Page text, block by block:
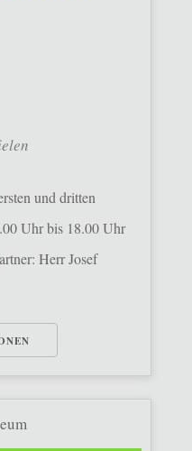
und dritten
Uhr bis 18.00 Uhr
Herr Josef